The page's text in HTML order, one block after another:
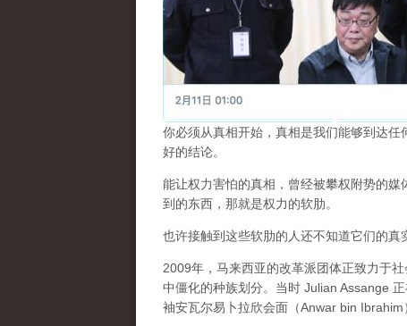
你必须从真相开始，真相是我们能够到达
好的结论。
能让权力害怕的真相，曾经被攀权附势的
到的东西，那就是权力的软肋。
也许接触到这些软肋的人还不知道它们的真
2009年，马来西亚的改革派团体正致力于
中僵化的种族划分。当时 Julian Assange
袖安瓦尔易卜拉欣会面（Anwar bin Ibrahim